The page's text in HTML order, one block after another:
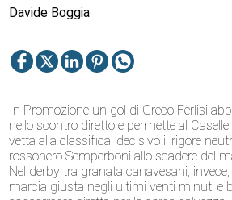
Davide Boggia
In Promozione un gol di Greco Ferlisi
nello scontro diretto e permette al
vetta alla classifica: decisivo il rigore
rossonero Semperboni allo scadere del
Nel derby tra granata canavesani,
marcia giusta negli ultimi venti minuti e